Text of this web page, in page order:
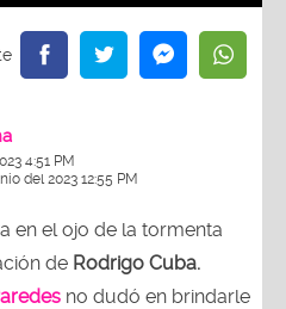
4:51 PM
del 2023 12:55 PM
en el ojo de la tormenta
de Rodrigo Cuba.
no dudó en brindarle